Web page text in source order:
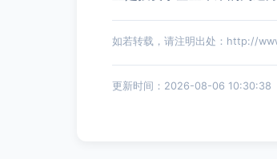
如若转载，请注明出处：http://
更新时间：2026-08-06 10:30:38